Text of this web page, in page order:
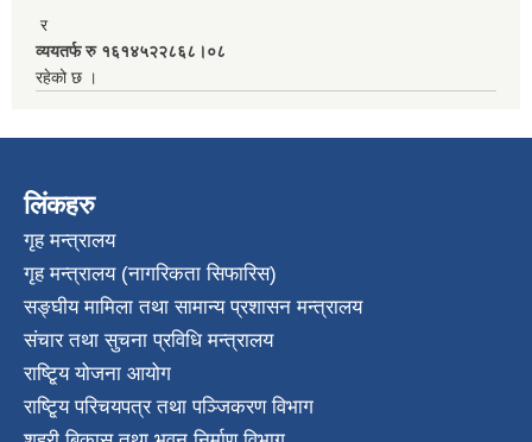
र
व्ययतर्फ रु १६१४५२२८६८।०८
रहेको छ ।
लिंकहरु
गृह मन्त्रालय
गृह मन्त्रालय (नागरिकता सिफारिस)
सङ्घीय मामिला तथा सामान्य प्रशासन मन्त्रालय
संचार तथा सुचना प्रविधि मन्त्रालय
राष्टि्ृय योजना आयोग
राष्टि्ृय परिचयपत्र तथा पञ्जिकरण विभाग